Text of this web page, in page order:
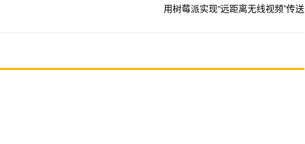
用树莓派实现“远距离无线视频”传送